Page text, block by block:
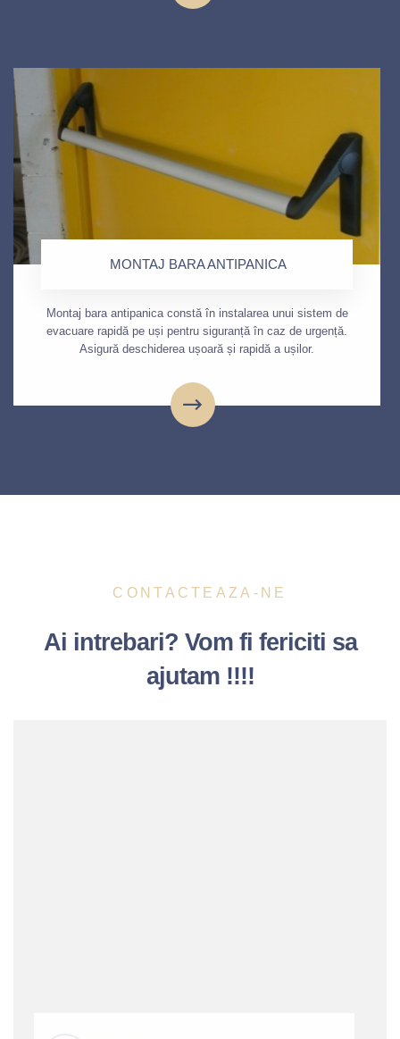
MONTAJ BARA ANTIPANICA
Montaj bara antipanica constă în instalarea unui sistem de
evacuare rapidă pe uși pentru siguranță în caz de urgență.
Asigură deschiderea ușoară și rapidă a ușilor.
CONTACTEAZA-NE
Ai intrebari? Vom fi fericiti sa
ajutam !!!!